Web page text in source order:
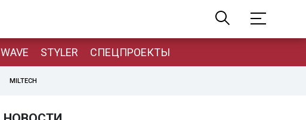
WAVE STYLER СПЕЦПРОЕКТЫ
MILTECH